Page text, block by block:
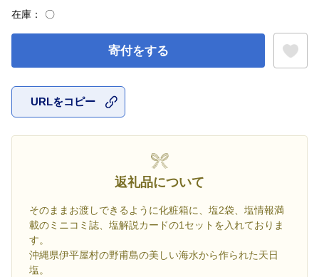
在庫： 〇
寄付をする
URLをコピー
返礼品について
そのままお渡しできるように化粧箱に、塩2袋、塩情報満
載のミニコミ誌、塩解説カードの1セットを入れておりま
す。
沖縄県伊平屋村の野甫島の美しい海水から作られた天日
塩。